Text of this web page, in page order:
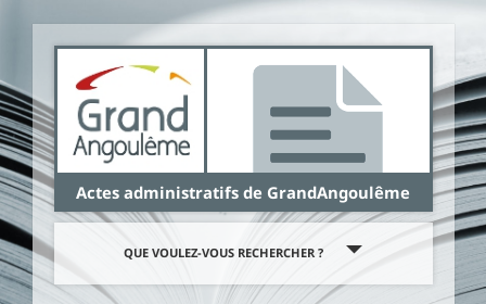
Actes administratifs de GrandAngoulême
QUE VOULEZ-VOUS RECHERCHER ?
Panneau de gestion des cookies